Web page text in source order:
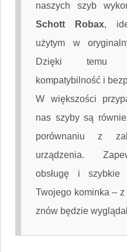
naszych szyb
Schott Robax,
użytym w
Dzięki temu
kompatybilność i
W większości
nas szyby są
porównaniu z
urządzenia.
obsługę i szybkie
Twojego kominka –
znów będzie